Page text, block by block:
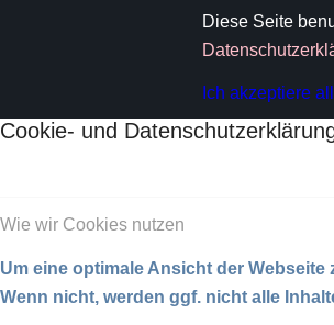
Diese Seite
Ich akzeptiere
Cookie- und
Wie wir Cookies nutzen
Um eine optimale Ansicht der
Wenn nicht, werden ggf. nicht alle